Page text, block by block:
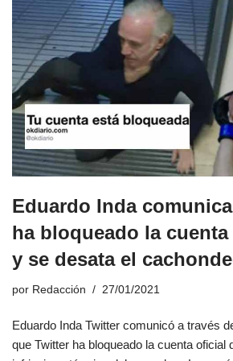
Eduardo Inda
ha bloqueado la
y se desata el
por Redacción 27/01/2021
Eduardo Inda Twitter comunicó a través
que Twitter ha bloqueado la cuenta oficial